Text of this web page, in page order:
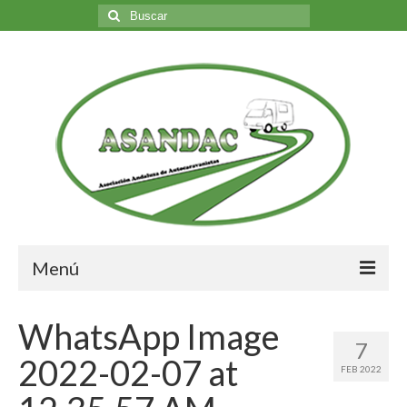
Buscar
por:
Menú
Nosotros
Quiénes somos
7
FEB 2022
WhatsApp Image
2022-02-07 at